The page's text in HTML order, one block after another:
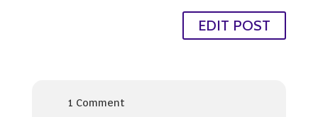
EDIT POST
1 Comment